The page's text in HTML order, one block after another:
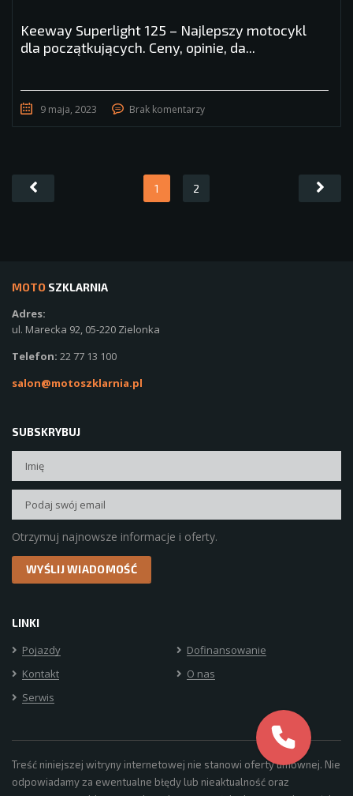
Keeway Superlight 125 – Najlepszy motocykl
dla początkujących. Ceny, opinie, da...
9 maja, 2023 Brak komentarzy
1 2
MOTO SZKLARNIA
Adres:
ul. Marecka 92, 05-220 Zielonka
Telefon: 22 77 13 100
salon@motoszklarnia.pl
SUBSKRYBUJ
Otrzymuj najnowsze informacje i oferty.
LINKI
Pojazdy
Dofinansowanie
Kontakt
O nas
Serwis
Treść niniejszej witryny internetowej nie stanowi oferty umownej. Nie
odpowiadamy za ewentualne błędy lub nieaktualność oraz